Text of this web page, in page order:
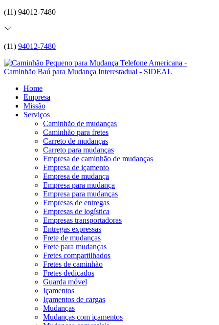
(11) 94012-7480
(11) 94012-7480
Home
Empresa
Missão
Serviços
Caminhão de mudanças
Caminhão para fretes
Carreto de mudanças
Carreto para mudanças
Empresa de caminhão de mudanças
Empresa de içamento
Empresa de mudança
Empresa para mudança
Empresa para mudanças
Empresas de entregas
Empresas de logística
Empresas transportadoras
Entregas expressas
Frete de mudanças
Frete para mudanças
Fretes compartilhados
Fretes de caminhão
Fretes dedicados
Guarda móvel
Içamentos
Içamentos de cargas
Mudanças
Mudanças com içamentos